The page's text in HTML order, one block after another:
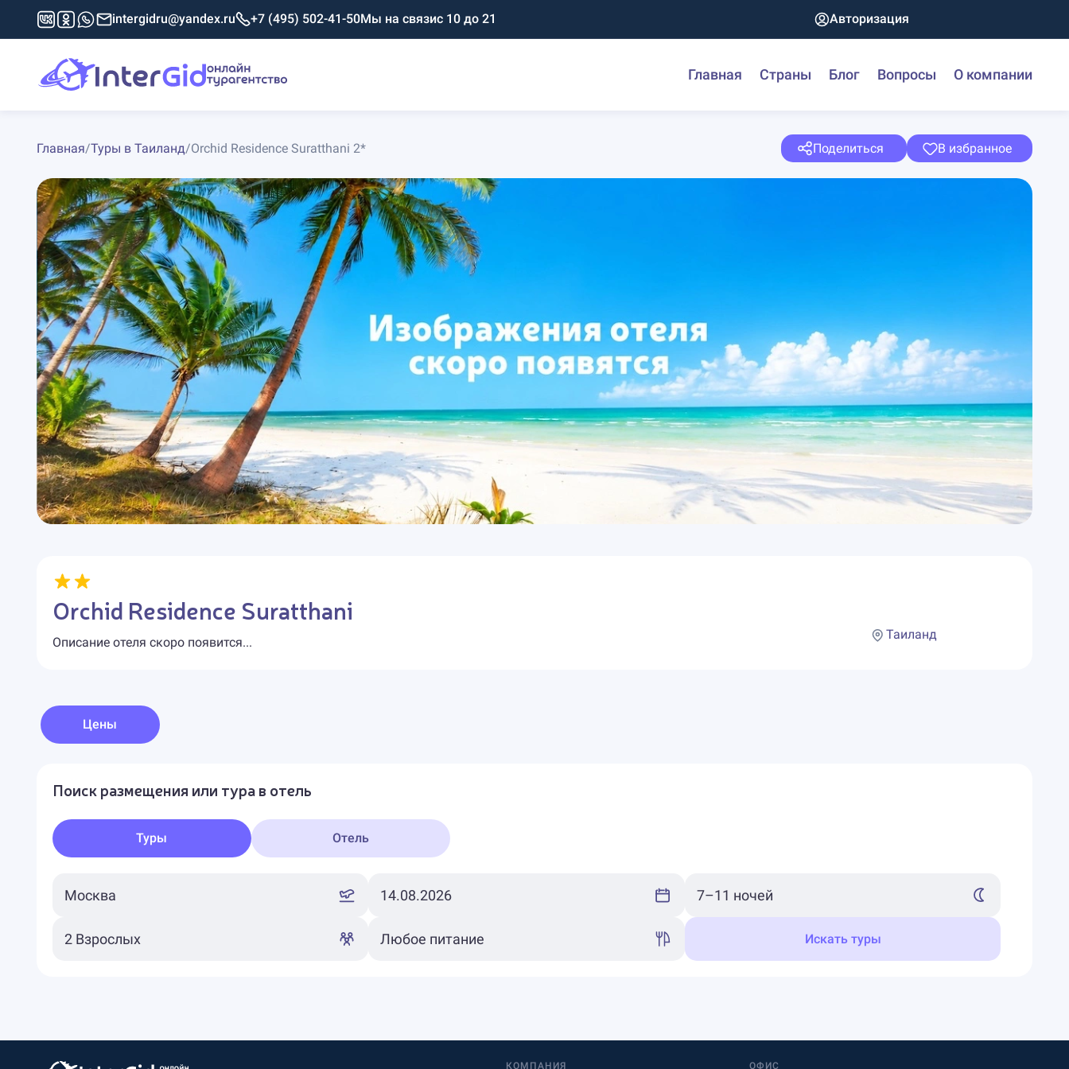
intergidru@yandex.ru +7 (495) 502-41-50Мы на связис 10 до 21 Авторизация
Главная Страны Блог Вопросы О компании
Главная/Туры в Таиланд/Orchid Residence Suratthani 2* Поделиться В избранное
Orchid Residence Suratthani
Описание отеля скоро появится...
Таиланд
Цены
Поиск размещения или тура в отель
Туры Отель
Искать туры
КОМПАНИЯ ОФИС